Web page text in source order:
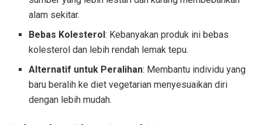
alam sekitar.
Bebas Kolesterol: Kebanyakan produk ini bebas
kolesterol dan lebih rendah lemak tepu.
Alternatif untuk Peralihan: Membantu individu yang
baru beralih ke diet vegetarian menyesuaikan diri
dengan lebih mudah.